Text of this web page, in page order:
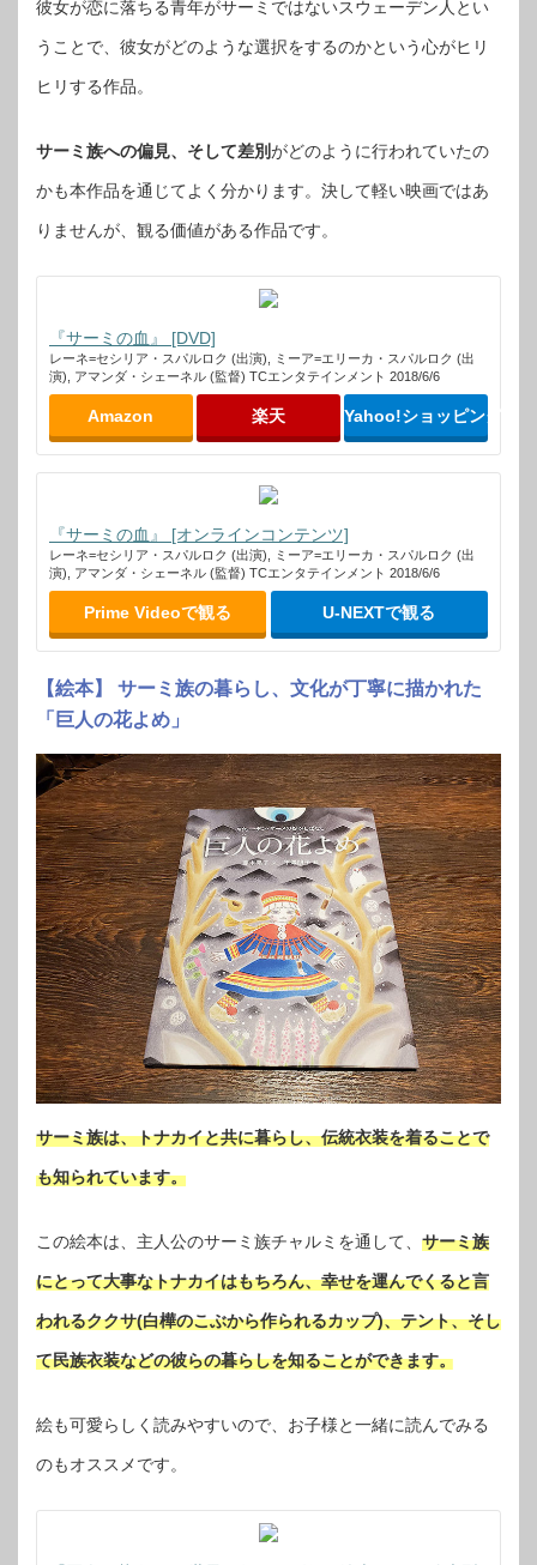
彼女が恋に落ちる青年がサーミではないスウェーデン人とい
うことで、彼女がどのような選択をするのかという心がヒリ
ヒリする作品。
サーミ族への偏見、そして差別がどのように行われていたの
かも本作品を通じてよく分かります。決して軽い映画ではあ
りませんが、観る価値がある作品です。
『サーミの血』 [DVD]
レーネ=セシリア・スパルロク (出演), ミーア=エリーカ・スパルロク (出
演), アマンダ・シェーネル (監督) TCエンタテインメント 2018/6/6
Amazon 楽天 Yahoo!ショッピング
『サーミの血』 [オンラインコンテンツ]
レーネ=セシリア・スパルロク (出演), ミーア=エリーカ・スパルロク (出
演), アマンダ・シェーネル (監督) TCエンタテインメント 2018/6/6
Prime Videoで観る U-NEXTで観る
【絵本】 サーミ族の暮らし、文化が丁寧に描かれた
「巨人の花よめ」
サーミ族は、トナカイと共に暮らし、伝統衣装を着ることで
も知られています。
この絵本は、主人公のサーミ族チャルミを通して、 サーミ族
にとって大事なトナカイはもちろん、幸せを運んでくると言
われるククサ(白樺のこぶから作られるカップ)、テント、そし
て民族衣装などの彼らの暮らしを知ることができます。
絵も可愛らしく読みやすいので、お子様と一緒に読んでみる
のもオススメです。